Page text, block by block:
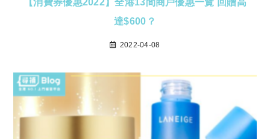
【消費券優惠2022】全港13間商戶優惠一覽 回贈高
達$600？
2022-04-08